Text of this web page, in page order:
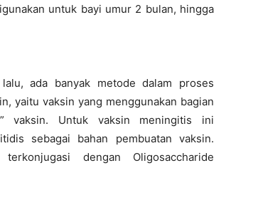
untuk bayi umur 2 bulan, hingga
ada banyak metode dalam proses
yaitu vaksin yang menggunakan bagian
vaksin. Untuk vaksin meningitis ini
sebagai bahan pembuatan vaksin.
dengan Oligosaccharide